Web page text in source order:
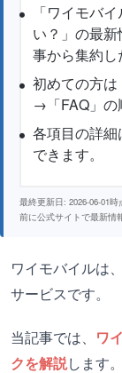
「ワイモバ
い？」の最
事から集約し
初めての方は
→「FAQ」の
各項目の詳
できます。
最終更新日: 2026-06-01
前に公式サイトで最新情
ワイモバイルは
サービスです。
当記事では、 ワ
クを解説します。